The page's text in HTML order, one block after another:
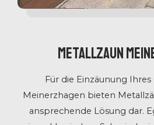
Metallzaun
Für die Einzäunung
Meinerzhagen bieten
ansprechende Lösung dar.